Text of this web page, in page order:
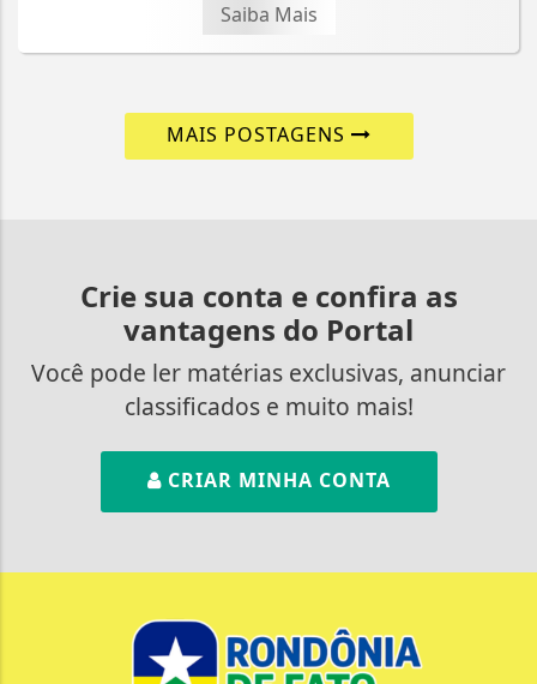
Saiba Mais
MAIS POSTAGENS
Crie sua conta e confira as
vantagens do Portal
Você pode ler matérias exclusivas, anunciar
classificados e muito mais!
CRIAR MINHA CONTA